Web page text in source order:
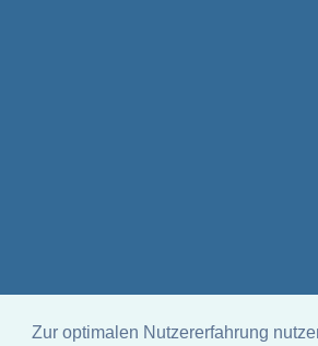
Zur optimalen Nutzererfahrung